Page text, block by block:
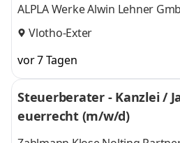
ALPLA Werke Alwin Lehner
Vlotho-Exter
vor 7 Tagen
Steuerberater - Kanzlei /
euerrecht (m/w/d)